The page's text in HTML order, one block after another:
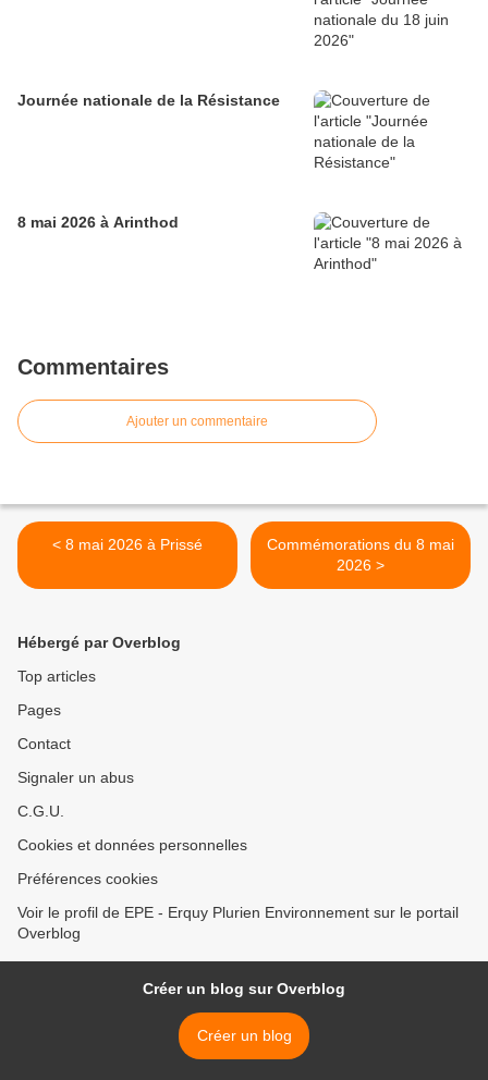
Journée nationale de la Résistance
8 mai 2026 à Arinthod
Commentaires
Ajouter un commentaire
< 8 mai 2026 à Prissé
Commémorations du 8 mai
2026 >
Hébergé par Overblog
Top articles
Pages
Contact
Signaler un abus
C.G.U.
Cookies et données personnelles
Préférences cookies
Voir le profil de EPE - Erquy Plurien Environnement sur le portail
Overblog
Créer un blog sur Overblog
Créer un blog